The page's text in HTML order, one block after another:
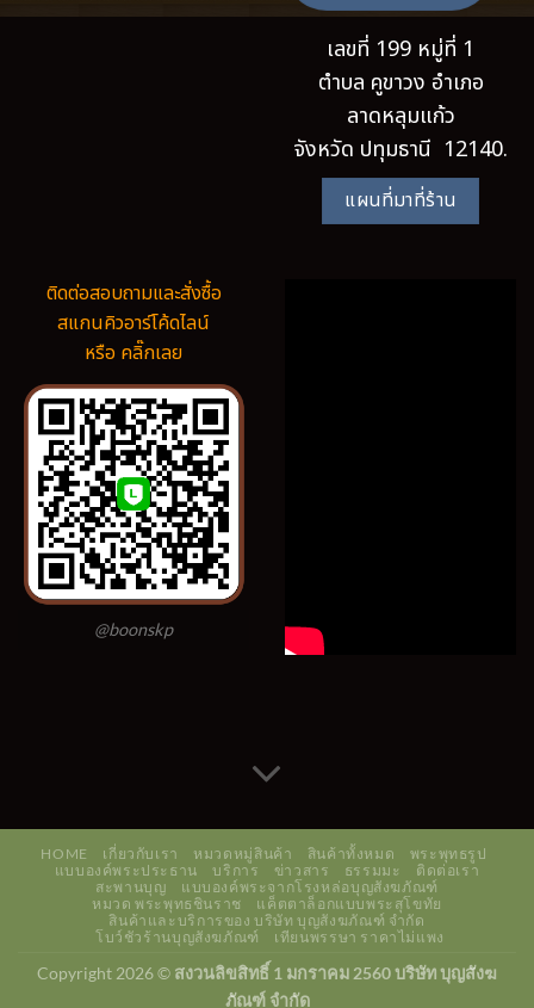
เลขที่ 199 หมู่ที่ 1
ตำบล คูขาวง อำเภอ
ลาดหลุมแก้ว
จังหวัด ปทุมธานี 12140.
แผนที่มาที่ร้าน
ติดต่อสอบถามและสั่งซื้อ
สแกนคิวอาร์โค้ดไลน์
หรือ คลิ๊กเลย
@boonskp
HOME เกี่ยวกับเรา หมวดหมู่สินค้า สินค้าทั้งหมด
พระพุทธรูป
แบบองค์พระประธาน
บริการ ข่าวสาร ธรรมมะ
ติดต่อเรา
สะพานบุญ
แบบองค์พระจากโรงหล่อบุญสังฆภัณฑ์
หมวด พระพุทธชินราช
แค็ตตาล็อกแบบพระสุโขทัย
สินค้าและบริการของ บริษัท บุญสังฆภัณฑ์ จำกัด
โบว์ชัวร้านบุญสังฆภัณฑ์
เทียนพรรษา ราคาไม่แพง
Copyright 2026 © สงวนลิขสิทธิ์ 1 มกราคม 2560 บริษัท บุญสังฆ
ภัณฑ์ จำกัด